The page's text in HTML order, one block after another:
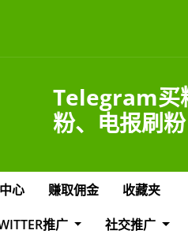
中文
Telegram买
粉、电报刷
心 赚取佣金 收藏夹
推广 社交推广